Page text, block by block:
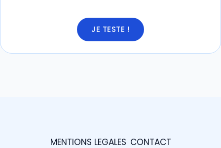
JE TESTE !
MENTIONS LEGALES CONTACT